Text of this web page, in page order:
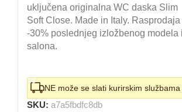
bila:
42.960,00 RSD.
uključena originalna WC daska Slim
Soft Close. Made in Italy. Rasprodaja
-30% poslednjeg izložbenog modela
salona.
NE može se slati kurirskim službama
SKU: a7a5fbdfc8db